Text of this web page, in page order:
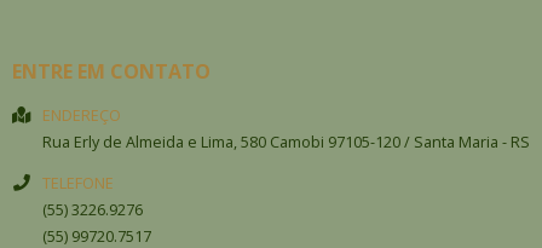
ENTRE EM CONTATO
ENDEREÇO
Rua Erly de Almeida e Lima, 580 Camobi 97105-120/ Santa Maria - RS
TELEFONE
(55) 3226.9276
(55) 99720.7517